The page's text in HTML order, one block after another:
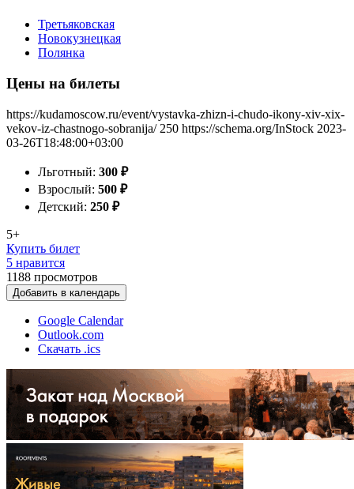
Третьяковская
Новокузнецкая
Полянка
Цены на билеты
https://kudamoscow.ru/event/vystavka-zhizn-i-chudo-ikony-xiv-xix-
vekov-iz-chastnogo-sobranija/ 250 https://schema.org/InStock 2023-
03-26T18:48:00+03:00
Льготный: 300 ₽
Взрослый: 500 ₽
Детский: 250 ₽
5+
Купить билет
5 нравится
1188 просмотров
Добавить в календарь
Google Calendar
Outlook.com
Скачать .ics